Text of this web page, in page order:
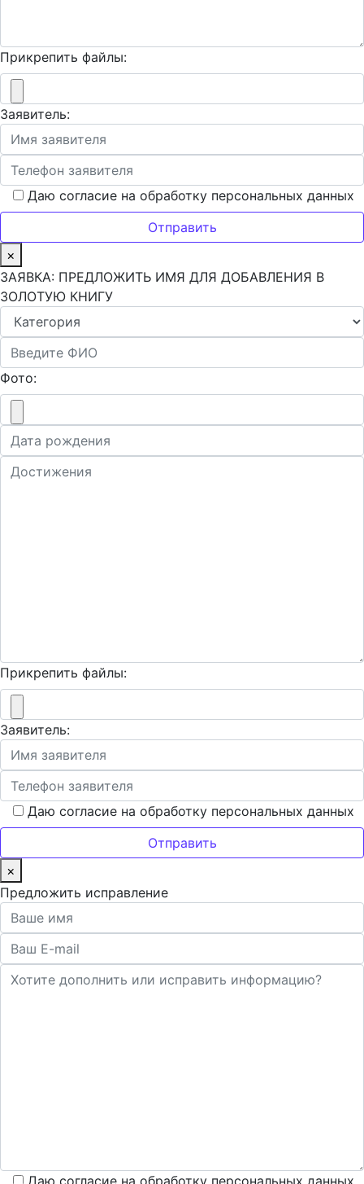
Прикрепить файлы:
Заявитель:
Даю согласие на обработку персональных данных
×
ЗАЯВКА: ПРЕДЛОЖИТЬ ИМЯ ДЛЯ ДОБАВЛЕНИЯ В
ЗОЛОТУЮ КНИГУ
Фото:
Прикрепить файлы:
Заявитель:
Даю согласие на обработку персональных данных
×
Предложить исправление
Даю согласие на обработку персональных данных